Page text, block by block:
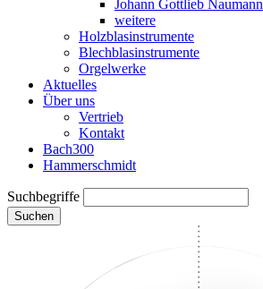
Johann Gottlieb Naumann
weitere
Holzblasinstrumente
Blechblasinstrumente
Orgelwerke
Aktuelles
Über uns
Vertrieb
Kontakt
Bach300
Hammerschmidt
Suchbegriffe
Suchen